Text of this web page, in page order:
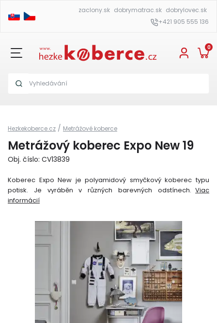
zaclony.sk dobrymatrac.sk dobrylovec.sk
+421 905 555 136
0
Hezkekoberce.cz / Metrážové koberce
Metrážový koberec Expo New 19
Obj. číslo: CV13839
Koberec Expo New je polyamidový smyčkový koberec typu
potisk. Je vyráběn v různých barevných odstínech. Viac
informácií